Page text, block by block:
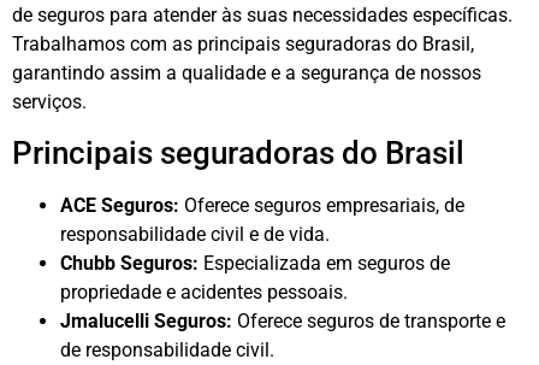
de seguros para atender às suas necessidades específicas.
Trabalhamos com as principais seguradoras do Brasil,
garantindo assim a qualidade e a segurança de nossos
serviços.
Principais seguradoras do Brasil
ACE Seguros: Oferece seguros empresariais, de
responsabilidade civil e de vida.
Chubb Seguros: Especializada em seguros de
propriedade e acidentes pessoais.
Jmalucelli Seguros: Oferece seguros de transporte e
de responsabilidade civil.